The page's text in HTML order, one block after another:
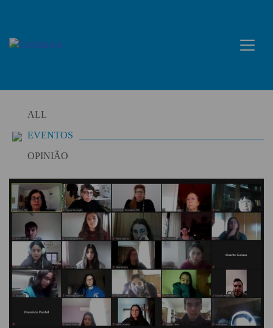
content
ALL
EVENTOS
OPINIÃO